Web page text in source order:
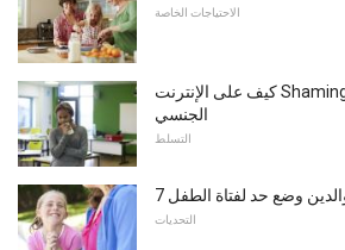
الاحتياجات الخاصة
كيف على الإنترنت Shaming آثار ضحايا الاعتداء
الجنسي
التسلط
وضع حد لفتاة الطفل
التحديات